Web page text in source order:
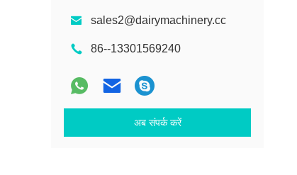
sales2@dairymachinery.cc
86--13301569240
अब संपर्क करें